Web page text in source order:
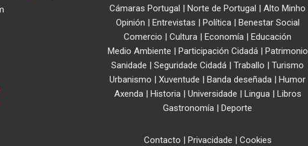
Cámaras Portugal | Norte de Portugal | Alto Minho
Opinión | Entrevistas | Política| Benestar Social
Comercio | Cultura | Economía | Educación
Medio Ambiente | Participación Cidadá| Patrimonio
Sanidade | Seguridade Cidadá | Traballo | Turismo
Urbanismo | Xuventude | Banda deseñada | Humor
Axenda| Historia| Universidade | Lingua| Libros
Gastronomía | Deporte
Contacto | Privacidade | Cookies